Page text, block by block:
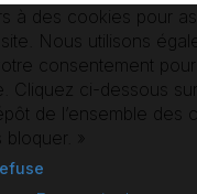
RETOUR AUX
COMÉDIEN.NE.S
à des cookies pour
Nous utilisons
consentement
Cliquez ci-dessous
de l’ensemble des
»